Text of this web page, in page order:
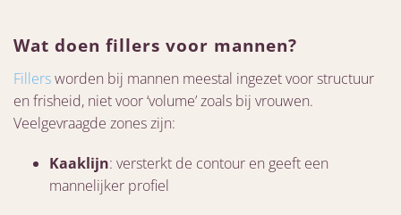
Wat doen fillers voor mannen?
Fillersworden bij mannen meestal ingezet voor structuur
en frisheid, niet voor ‘volume’ zoals bij vrouwen.
Veelgevraagde zones zijn:
Kaaklijn: versterkt de contour en geeft een
mannelijker profiel